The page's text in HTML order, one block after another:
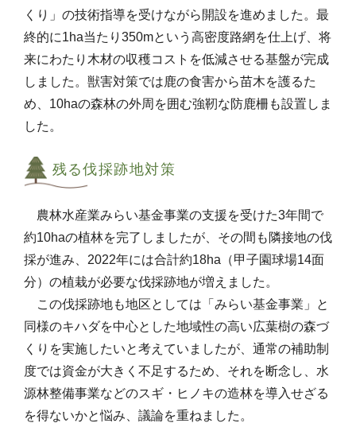
くり」の技術指導を受けながら開設を進めました。最
終的に1ha当たり350mという高密度路網を仕上げ、将
来にわたり木材の収穫コストを低減させる基盤が完成
しました。獣害対策では鹿の食害から苗木を護るた
め、10haの森林の外周を囲む強靭な防鹿柵も設置しま
した。
残る伐採跡地対策
農林水産業みらい基金事業の支援を受けた3年間で
約10haの植林を完了しましたが、その間も隣接地の伐
採が進み、2022年には合計約18ha（甲子園球場14面
分）の植栽が必要な伐採跡地が増えました。
この伐採跡地も地区としては「みらい基金事業」と
同様のキハダを中心とした地域性の高い広葉樹の森づ
くりを実施したいと考えていましたが、通常の補助制
度では資金が大きく不足するため、それを断念し、水
源林整備事業などのスギ・ヒノキの造林を導入せざる
を得ないかと悩み、議論を重ねました。